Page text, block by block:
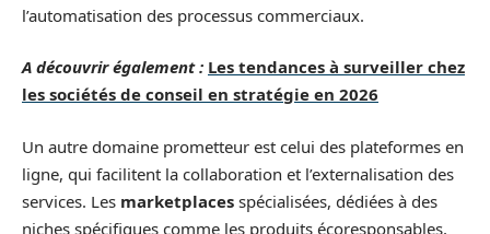
l’automatisation des processus commerciaux.
A découvrir également : Les tendances à surveiller chez
les sociétés de conseil en stratégie en 2026
Un autre domaine prometteur est celui des plateformes en
ligne, qui facilitent la collaboration et l’externalisation des
services. Les marketplaces spécialisées, dédiées à des
niches spécifiques comme les produits écoresponsables,